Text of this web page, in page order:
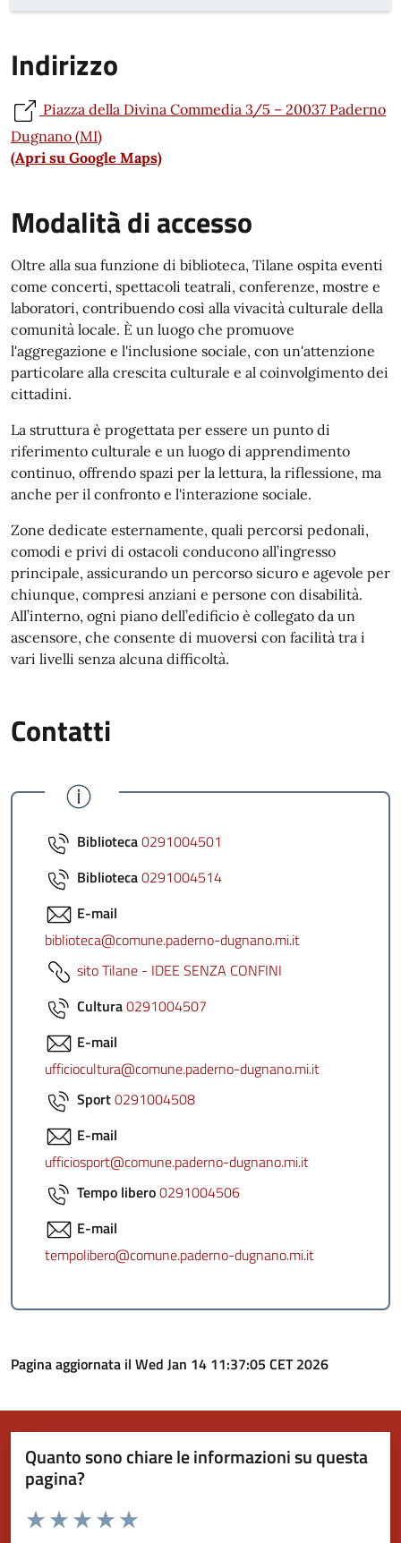
Indirizzo
Piazza della Divina Commedia 3/5 – 20037 Paderno
Dugnano (MI)
(Apri su Google Maps)
Modalità di accesso
Oltre alla sua funzione di biblioteca, Tilane ospita eventi
come concerti, spettacoli teatrali, conferenze, mostre e
laboratori, contribuendo così alla vivacità culturale della
comunità locale. È un luogo che promuove
l'aggregazione e l'inclusione sociale, con un'attenzione
particolare alla crescita culturale e al coinvolgimento dei
cittadini.
La struttura è progettata per essere un punto di
riferimento culturale e un luogo di apprendimento
continuo, offrendo spazi per la lettura, la riflessione, ma
anche per il confronto e l'interazione sociale.
Zone dedicate esternamente, quali percorsi pedonali,
comodi e privi di ostacoli conducono all’ingresso
principale, assicurando un percorso sicuro e agevole per
chiunque, compresi anziani e persone con disabilità.
All’interno, ogni piano dell’edificio è collegato da un
ascensore, che consente di muoversi con facilità tra i
vari livelli senza alcuna difficoltà.
Contatti
Biblioteca0291004501
Biblioteca0291004514
E-mail
biblioteca@comune.paderno-dugnano.mi.it
sito Tilane - IDEE SENZA CONFINI
Cultura0291004507
E-mail
ufficiocultura@comune.paderno-dugnano.mi.it
Sport0291004508
E-mail
ufficiosport@comune.paderno-dugnano.mi.it
Tempo libero0291004506
E-mail
tempolibero@comune.paderno-dugnano.mi.it
Pagina aggiornata il Wed Jan 14 11:37:05 CET 2026
Quanto sono chiare le informazioni su questa
pagina?
Valuta da 1 a 5 stelle la pagina